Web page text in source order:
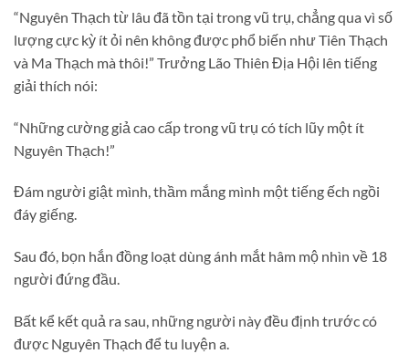
“Nguyên Thạch từ lâu đã tồn tại trong vũ trụ, chẳng qua vì số
lượng cực kỳ ít ỏi nên không được phổ biến như Tiên Thạch
và Ma Thạch mà thôi!” Trưởng Lão Thiên Địa Hội lên tiếng
giải thích nói:
“Những cường giả cao cấp trong vũ trụ có tích lũy một ít
Nguyên Thạch!”
Đám người giật mình, thầm mắng mình một tiếng ếch ngồi
đáy giếng.
Sau đó, bọn hắn đồng loạt dùng ánh mắt hâm mộ nhìn về 18
người đứng đầu.
Bất kể kết quả ra sau, những người này đều định trước có
được Nguyên Thạch để tu luyện a.